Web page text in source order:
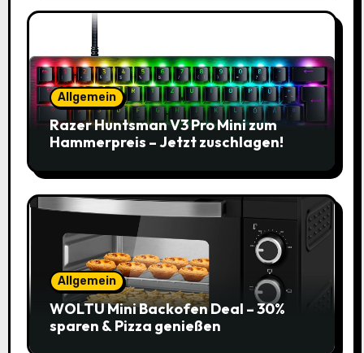
Allgemein
Razer Huntsman V3 Pro Mini zum
Hammerpreis – Jetzt zuschlagen!
Allgemein
WOLTU Mini Backofen Deal – 30%
sparen & Pizza genießen